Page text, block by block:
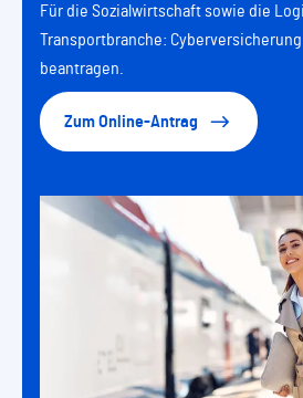
Für die Sozialwirtschaft sowie die
Transportbranche:
beantragen.
Zum Online-Antrag